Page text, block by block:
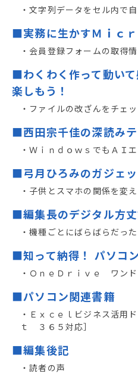
・文字列データをセル内で
■実務に生かすＭｉｃ
・会員登録フォームの取得
■わくわく作って動い
楽しもう！
・ファイルの改ざんをチェ
■西田宗千佳の深読み
・ＷｉｎｄｏｗｓでもＡＩ
■弓月ひろみのガジェ
・子供とスマホの関係を変
■編集長のデジタル方
・機種ごとにばらばらだっ
■知って納得！ パソコ
・ＯｎｅＤｒｉｖｅ ワン
■パソコン関連書籍
・Ｅｘｃｅｌビジネス活用
ｔ ３６５対応］
■編集後記
・読者の声